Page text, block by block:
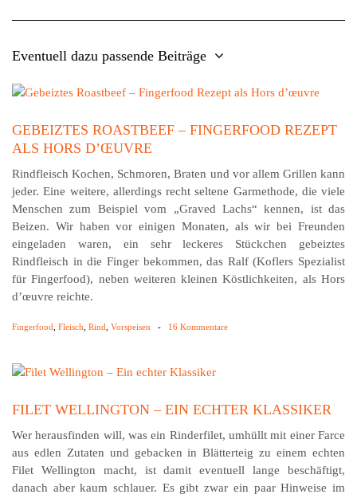
Eventuell dazu passende Beiträge
GEBEIZTES ROASTBEEF – FINGERFOOD REZEPT
ALS HORS D’ŒUVRE
Rindfleisch Kochen, Schmoren, Braten und vor allem Grillen kann
jeder. Eine weitere, allerdings recht seltene Garmethode, die viele
Menschen zum Beispiel vom „Graved Lachs“ kennen, ist das
Beizen. Wir haben vor einigen Monaten, als wir bei Freunden
eingeladen waren, ein sehr leckeres Stückchen gebeiztes
Rindfleisch in die Finger bekommen, das Ralf (Koflers Spezialist
für Fingerfood), neben weiteren kleinen Köstlichkeiten, als Hors
d’œuvre reichte.
Fingerfood Fleisch Rind Vorspeisen - 16 Kommentare
FILET WELLINGTON – EIN ECHTER KLASSIKER
Wer herausfinden will, was ein Rinderfilet, umhüllt mit einer Farce
aus edlen Zutaten und gebacken in Blätter­teig zu einem echten
Filet Wellington macht, ist damit eventuell lange beschäftigt,
danach aber kaum schlauer. Es gibt zwar ein paar Hinweise im